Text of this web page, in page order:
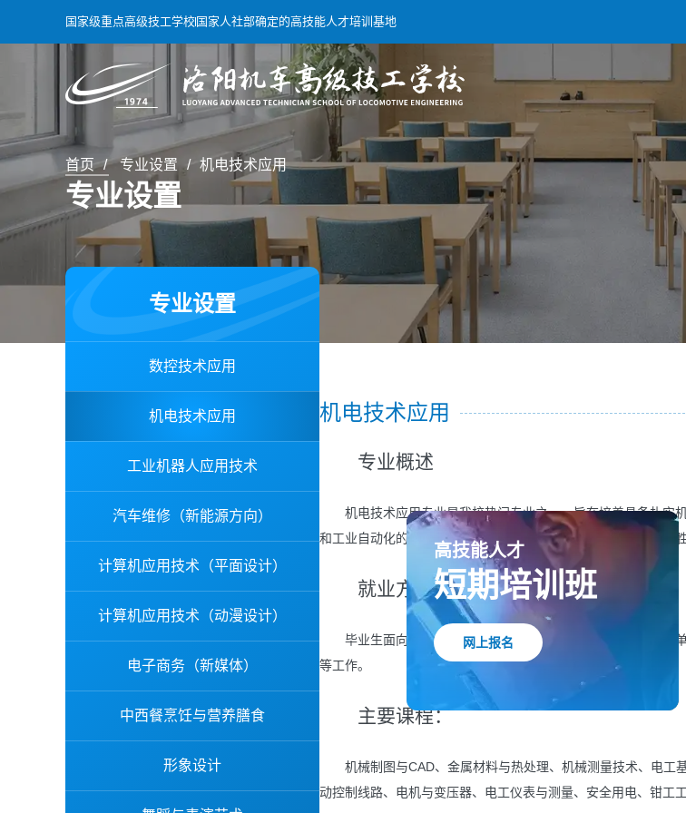
国家级重点高级技工学校 国家人社部确定的高技能人才培训基地
首页 专业设置 机电技术应用
专业设置
专业设置
数控技术应用
机电技术应用
工业机器人应用技术
汽车维修（新能源方向）
计算机应用技术（平面设计）
计算机应用技术（动漫设计）
电子商务（新媒体）
中西餐烹饪与营养膳食
形象设计
机电技术应用
专业概述
机电技术应用专业是我校热门专业之一，旨在培养具备扎实
和工业自动化的发展需求，注重培养学生的综合能力，使其能够
就业方向：
毕业生面向各种机械设备车辆船舶制造和销售管理的企事业
等工作。
主要课程：
机械制图与CAD、金属材料与热处理、机械测量技术、电工
动控制线路、电机与变压器、电工仪表与测量、安全用电、钳工
高技能人才
短期培训班
网上报名